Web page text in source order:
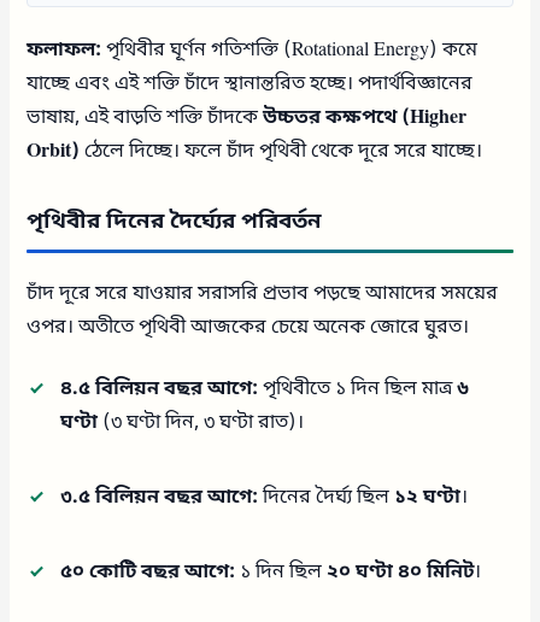
ফলাফল: পৃথিবীর ঘূর্ণন গতিশক্তি (Rotational Energy) কমে
যাচ্ছে এবং এই শক্তি চাঁদে স্থানান্তরিত হচ্ছে। পদার্থবিজ্ঞানের
ভাষায়, এই বাড়তি শক্তি চাঁদকেউচ্চতর কক্ষপথে (Higher
Orbit) ঠেলে দিচ্ছে। ফলে চাঁদ পৃথিবী থেকে দূরে সরে যাচ্ছে।
পৃথিবীর দিনের দৈর্ঘ্যের পরিবর্তন
চাঁদ দূরে সরে যাওয়ার সরাসরি প্রভাব পড়ছে আমাদের সময়ের
ওপর। অতীতে পৃথিবী আজকের চেয়ে অনেক জোরে ঘুরত।
৪.৫ বিলিয়ন বছর আগে: পৃথিবীতে ১ দিন ছিল মাত্র৬
ঘণ্টা (৩ ঘণ্টা দিন, ৩ ঘণ্টা রাত)।
৩.৫ বিলিয়ন বছর আগে:দিনের দৈর্ঘ্য ছিল ১২ ঘণ্টা।
৫০ কোটি বছর আগে: ১ দিন ছিল ২০ ঘণ্টা ৪০ মিনিট।